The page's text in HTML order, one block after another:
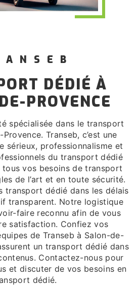
PROVENCE
Transeb, c’est une
sérieux, professionnalisme et
du transport dédié
vos besoins de transport
de l’art et en toute sécurité.
transport dédié dans les délais
transparent. Notre logistique
faire reconnu afin de vous
satisfaction. Confiez vos
de Transeb à Salon-de-
un transport dédié dans
Contactez-nous pour
et discuter de vos besoins en
dédié.